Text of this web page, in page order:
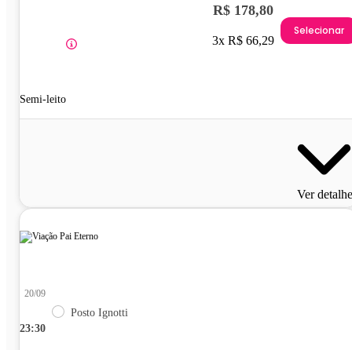
Semi-leito
R$ 178,80
3x R$ 66,29
Selecionar
Ver
23:30
20/09
Posto Ignotti